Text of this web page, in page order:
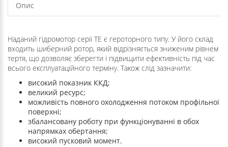
Опис
Наданий гідромотор серії TE є героторного типу. У його склад
входить шиберний ротор, який відрізняється зниженим рівнем
тертя, що дозволяє зберегти і підвищити ефективність під час
всього експлуатаційного терміну. Також слід зазначити:
високий показник ККД;
великий ресурс;
можливість повного охолодження потоком профільної
поверхні;
збалансовану роботу при функціонуванні в обох
напрямках обертання;
високий пусковий момент.